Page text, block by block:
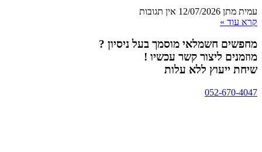
עמית מתן 12/07/2026 אין תגובות
קרא עוד »
מחפשים חשמלאי מוסמך בעל ניסיון ?
מוזמנים ליצור קשר עכשיו !
שיחת ייעוץ ללא עלות
052-670-4047